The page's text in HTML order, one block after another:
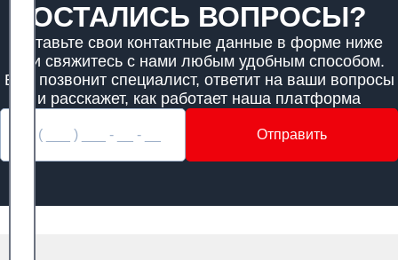
ОСТАЛИСЬ ВОПРОСЫ?
Оставьте свои контактные данные в форме ниже
или свяжитесь с нами любым удобным способом.
Вам позвонит специалист, ответит на ваши вопросы
и расскажет, как работает наша платформа